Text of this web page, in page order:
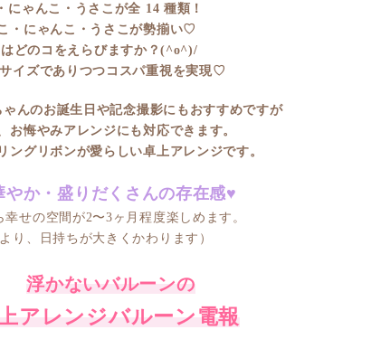
にゃんこ・うさこが全 14 種類！
・にゃんこ・うさこが勢揃い♡
どのコをえらびますか？(^o^)/
イズでありつつ コスパ重視を実現♡
んのお誕生日や記念撮影にもおすすめですが
お悔やみアレンジにも対応できます。
ングリボンが愛らしい卓上アレンジです。
やか・盛りだくさんの存在感♥
幸せの空間が2〜3ヶ月程度楽しめます。
より、日持ちが大きくかわります）
浮かないバルーンの
アレンジバルーン電報